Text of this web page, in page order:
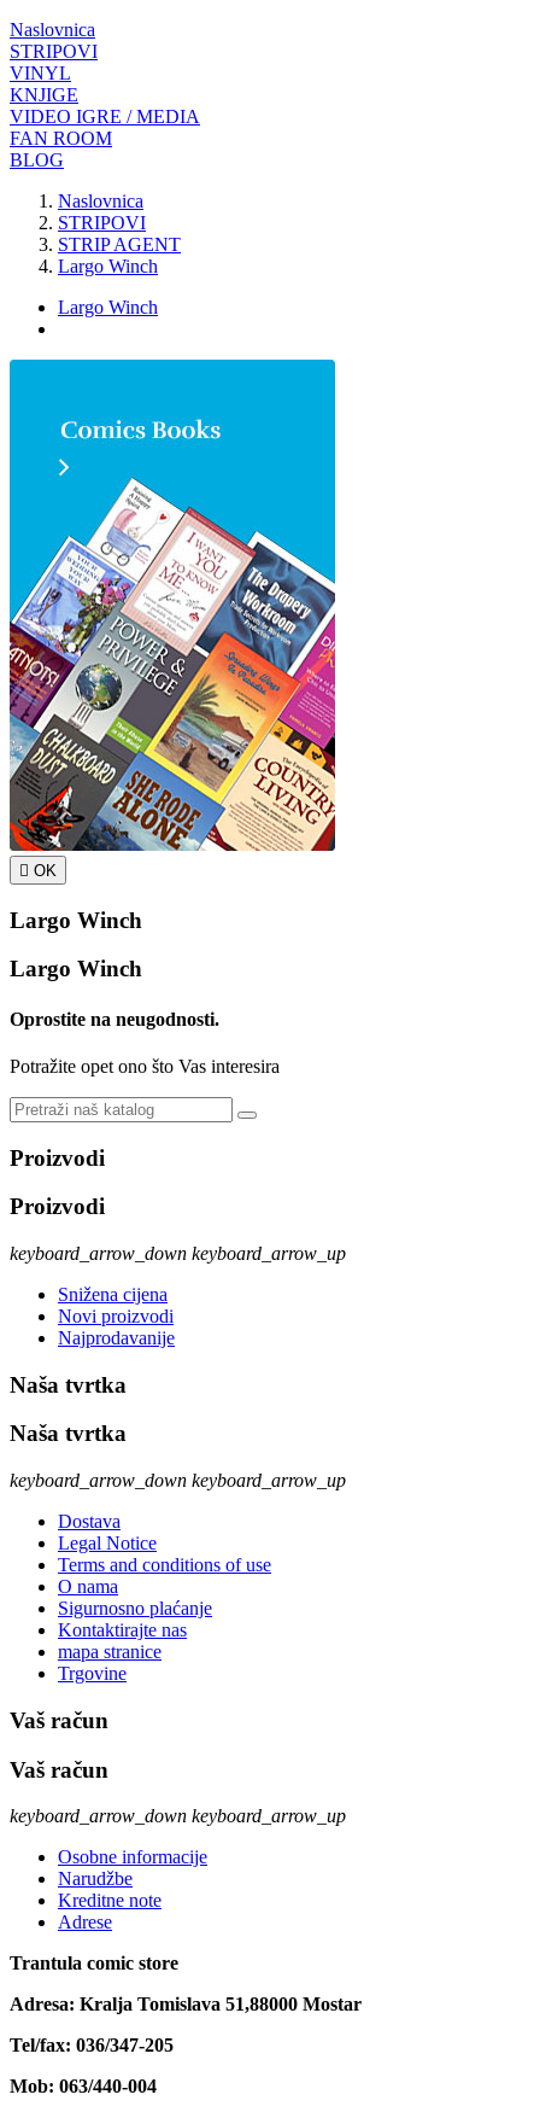
Naslovnica
STRIPOVI
VINYL
KNJIGE
VIDEO IGRE / MEDIA
FAN ROOM
BLOG
Naslovnica
STRIPOVI
STRIP AGENT
Largo Winch
Largo Winch
 OK
Largo Winch
Largo Winch
Oprostite na neugodnosti.
Potražite opet ono što Vas interesira
Proizvodi
Proizvodi
keyboard_arrow_down keyboard_arrow_up
Snižena cijena
Novi proizvodi
Najprodavanije
Naša tvrtka
Naša tvrtka
keyboard_arrow_down keyboard_arrow_up
Dostava
Legal Notice
Terms and conditions of use
O nama
Sigurnosno plaćanje
Kontaktirajte nas
mapa stranice
Trgovine
Vaš račun
Vaš račun
keyboard_arrow_down keyboard_arrow_up
Osobne informacije
Narudžbe
Kreditne note
Adrese
Trantula comic store
Adresa: Kralja Tomislava 51,88000 Mostar
Tel/fax: 036/347-205
Mob: 063/440-004